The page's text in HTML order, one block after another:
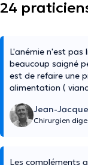
24
L'anémie n'est pas
beaucoup saigné
est de refaire une
alimentation (
Jean-
Chirurgien
Les compléments